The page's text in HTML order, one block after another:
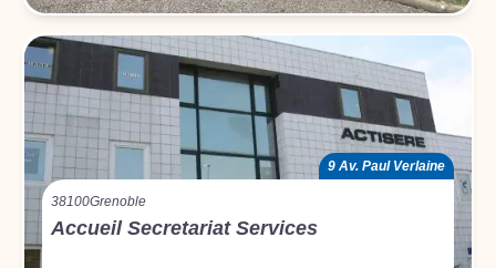
9 Av. Paul Verlaine
38100Grenoble
Accueil Secretariat Services